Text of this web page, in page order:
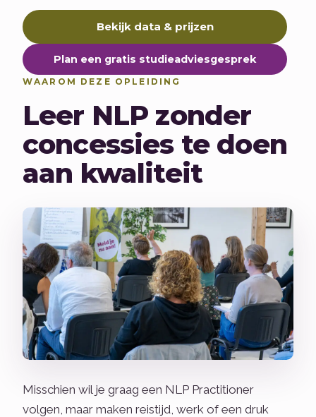
Bekijk data & prijzen
Plan een gratis studieadviesgesprek
WAAROM DEZE OPLEIDING
Leer NLP zonder
concessies te doen
aan kwaliteit
Misschien wil je graag een NLP Practitioner
volgen, maar maken reistijd, werk of een druk